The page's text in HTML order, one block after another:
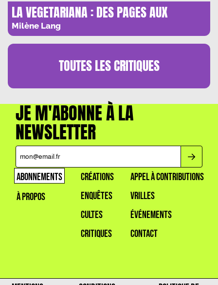
LA VEGETARIANA : DES PAGES AUX
PLANCHES… ET AUX FEUILLES
Milène Lang
TOUTES LESCRITIQUES
JE M'ABONNE À LA
NEWSLETTER
ABONNEMENTS
À PROPOS
CRÉATIONS
ENQUÊTES
CULTES
CRITIQUES
APPEL À CONTRIBUTIONS
VRILLES
ÉVÉNEMENTS
CONTACT